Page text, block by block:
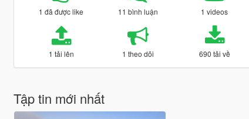
1 đã được like 11 bình luận 1 videos
1 tải lên 1 theo dõi 690 tải về
Tập tin mới nhất